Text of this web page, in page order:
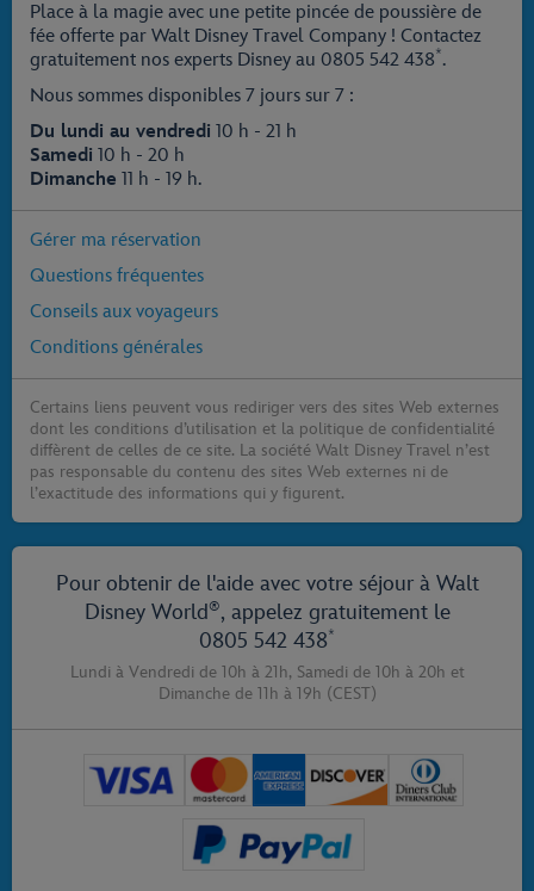
Place à la magie avec une petite pincée de poussière de
fée offerte par Walt Disney Travel Company ! Contactez
gratuitement nos experts Disney au 0805 542 438*.
Nous sommes disponibles 7 jours sur 7 :
Du lundi au vendredi 10 h - 21 h
Samedi 10 h - 20 h
Dimanche 11 h - 19 h.
Gérer ma réservation
Questions fréquentes
Conseils aux voyageurs
Conditions générales
Certains liens peuvent vous rediriger vers des sites Web externes
dont les conditions d’utilisation et la politique de confidentialité
diffèrent de celles de ce site. La société Walt Disney Travel n’est
pas responsable du contenu des sites Web externes ni de
l’exactitude des informations qui y figurent.
Pour obtenir de l'aide avec votre séjour à Walt
Disney World ®, appelez gratuitement le
0805 542 438*
Lundi à Vendredi de 10h à 21h, Samedi de 10h à 20h et
Dimanche de 11h à 19h (CEST)